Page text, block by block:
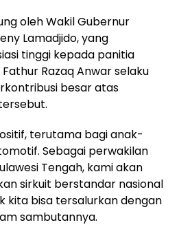
oleh Wakil Gubernur
Lamadjido, yang
tinggi kepada panitia
Razaq Anwar selaku
besar atas
terutama bagi anak-
Sebagai perwakilan
Tengah, kami akan
sirkuit berstandar nasional
kita bisa tersalurkan dengan
sambutannya.